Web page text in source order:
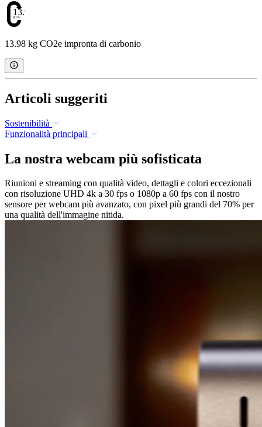
13.98
13.98 kg CO2e impronta di carbonio
Articoli suggeriti
Sostenibilità
Funzionalità principali
La nostra webcam più sofisticata
Riunioni e streaming con qualità video, dettagli e colori eccezionali
con risoluzione UHD 4k a 30 fps o 1080p a 60 fps con il nostro
sensore per webcam più avanzato, con pixel più grandi del 70% per
una qualità dell'immagine nitida.